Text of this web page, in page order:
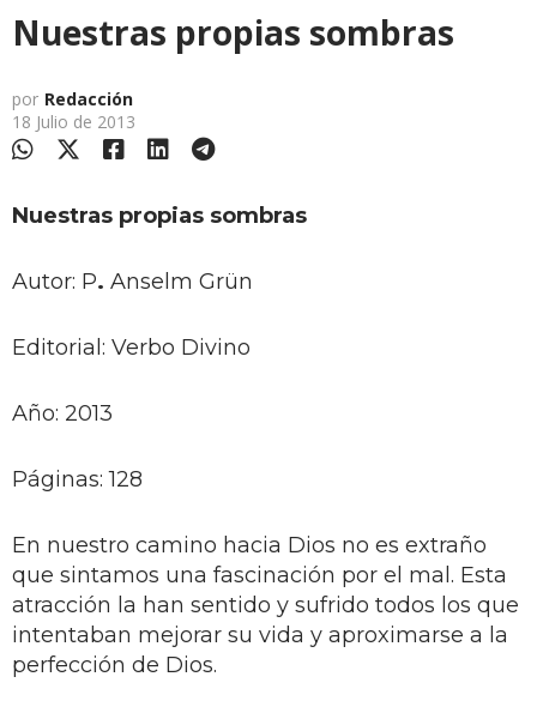
Nuestras propias sombras
por Redacción
18 Julio de 2013
Nuestras propias sombras
Autor: P. Anselm Grün
Editorial: Verbo Divino
Año: 2013
Páginas: 128
En nuestro camino hacia Dios no es extraño
que sintamos una fascinación por el mal. Esta
atracción la han sentido y sufrido todos los que
intentaban mejorar su vida y aproximarse a la
perfección de Dios.